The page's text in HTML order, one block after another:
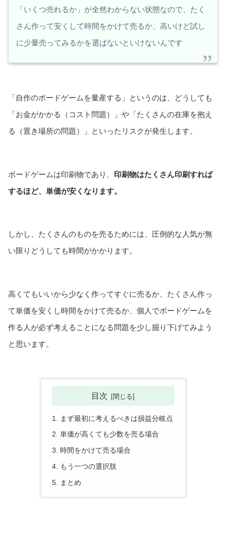
「いくつ売れるか」が全然わからない状態なので、たく
さん作って安くして時間をかけて売るか、高いけど試し
に少量売ってみるかを選ばないといけないんです
「自作のボードゲームを量産する」というのは、どうしても
「お金がかかる（コスト問題）」や「たくさんの在庫を抱え
る（置き場所の問題）」といったリスクが発生します。
ボードゲームは印刷物であり、 印刷物はたくさん印刷すれば
するほど、単価が安くなります。
しかし、たくさんのものを売るためには、圧倒的な人気が無
い限りどうしても時間がかかります。
高くてもいいから少なく作ってすぐに売るか、たくさん作っ
て単価を安くし時間をかけて売るか、個人でボードゲームを
作る人が必ず考えることになる問題を少し掘り下げてみよう
と思います。
目次
まず最初に考えるべきは損益分岐点
単価が高くても少数を売る場合
時間をかけて売る場合
もう一つの選択肢
まとめ